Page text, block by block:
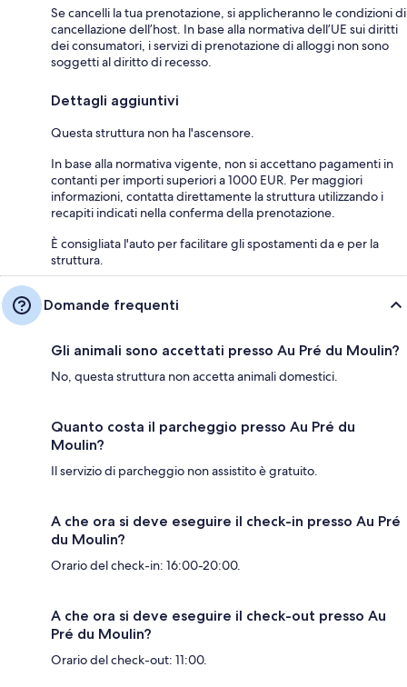
Se cancelli la tua prenotazione, si applicheranno le condizioni di
cancellazione dell’host. In base alla normativa dell’UE sui diritti
dei consumatori, i servizi di prenotazione di alloggi non sono
soggetti al diritto di recesso.
Dettagli aggiuntivi
Questa struttura non ha l'ascensore.
In base alla normativa vigente, non si accettano pagamenti in
contanti per importi superiori a 1000 EUR. Per maggiori
informazioni, contatta direttamente la struttura utilizzando i
recapiti indicati nella conferma della prenotazione.
È consigliata l'auto per facilitare gli spostamenti da e per la
struttura.
Domande frequenti
Gli animali sono accettati presso Au Pré du Moulin?
No, questa struttura non accetta animali domestici.
Quanto costa il parcheggio presso Au Pré du
Moulin?
Il servizio di parcheggio non assistito è gratuito.
A che ora si deve eseguire il check-in presso Au Pré
du Moulin?
Orario del check-in: 16:00-20:00.
A che ora si deve eseguire il check-out presso Au
Pré du Moulin?
Orario del check-out: 11:00.